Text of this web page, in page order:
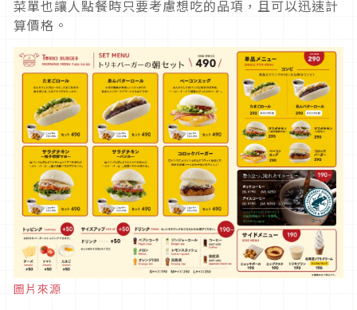
菜單也讓人點餐時只要考慮想吃的品項，且可以迅速計
算價格。
圖片來源